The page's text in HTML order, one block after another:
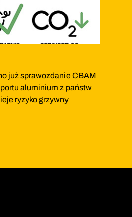
już sprawozdanie CBAM
aluminium z państw
ryzyko grzywny